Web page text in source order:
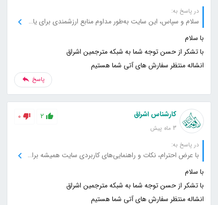
در پاسخ به:
سلام و سپاس، این سایت به‌طور مداوم منابع ارزشمندی برای یادگیری و تحقیق فراهم می‌کند، برای این حمایت‌ها بسیار ممنونم.
انشاله منتظر سفارش های آتی شما هستیم
پاسخ
کارشناس اشراق
3 ماه پیش
2
0
در پاسخ به:
با عرض احترام، نکات و راهنمایی‌های کاربردی سایت همیشه برای من مفید بوده است، از شما بابت این خدمات عالی تشکر می‌کنم.
انشاله منتظر سفارش های آتی شما هستیم